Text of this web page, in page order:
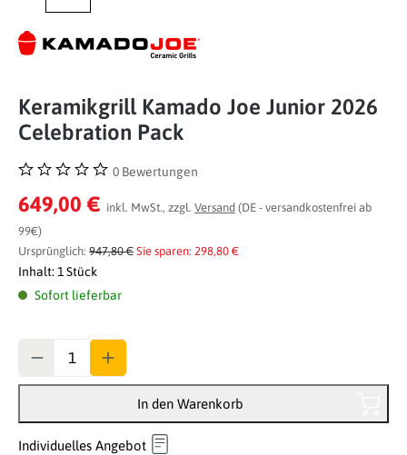
Keramikgrill Kamado Joe Junior 2026
Celebration Pack
Durchschnittliche Bewertung von 0 von 5 Sternen
0 Bewertungen
649,00 € inkl. MwSt., zzgl. Versand (DE - versandkostenfrei ab
99€)
Ursprünglich: 947,80 € Sie sparen: 298,80 €
Inhalt: 1 Stück
Sofort lieferbar
In den Warenkorb
Individuelles Angebot